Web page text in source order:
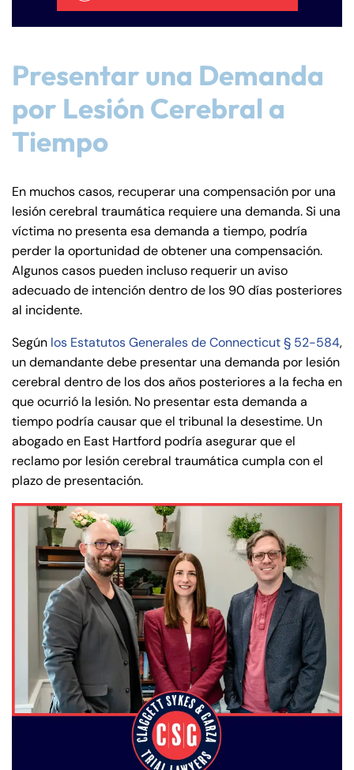
Presentar una Demanda
por Lesión Cerebral a
Tiempo
En muchos casos, recuperar una compensación por una
lesión cerebral traumática requiere una demanda. Si una
víctima no presenta esa demanda a tiempo, podría
perder la oportunidad de obtener una compensación.
Algunos casos pueden incluso requerir un aviso
adecuado de intención dentro de los 90 días posteriores
al incidente.
Según los Estatutos Generales de Connecticut § 52-584,
un demandante debe presentar una demanda por lesión
cerebral dentro de los dos años posteriores a la fecha en
que ocurrió la lesión. No presentar esta demanda a
tiempo podría causar que el tribunal la desestime. Un
abogado en East Hartford podría asegurar que el
reclamo por lesión cerebral traumática cumpla con el
plazo de presentación.
PM
Friday
8:30 AM – 5:00
PM
Saturday
Sunday
PM
Friday
8:30 AM – 5:00
PM
Saturday
Sunday